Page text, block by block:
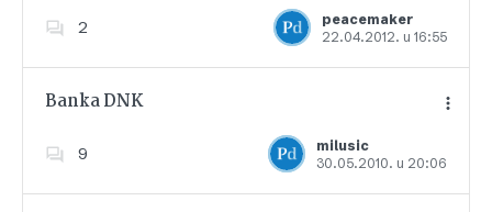
2
peacemaker
22.04.2012. u 16:55
Dodajte u favorite
Banka DNK
9
milusic
30.05.2010. u 20:06
Dodajte u favorite